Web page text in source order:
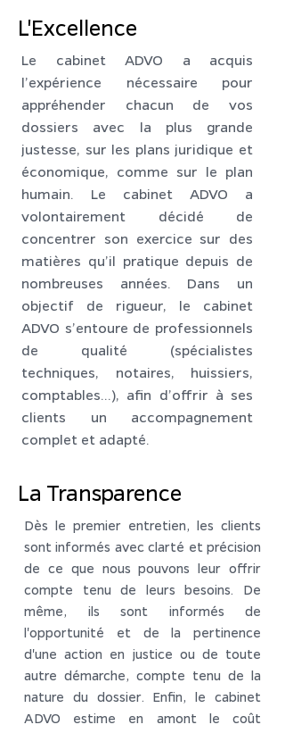
L'Excellence
Le cabinet ADVO a acquis
l’expérience nécessaire pour
appréhender chacun de vos
dossiers avec la plus grande
justesse, sur les plans juridique et
économique, comme sur le plan
humain. Le cabinet ADVO a
volontairement décidé de
concentrer son exercice sur des
matières qu’il pratique depuis de
nombreuses années. Dans un
objectif de rigueur, le cabinet
ADVO s’entoure de professionnels
de qualité (spécialistes
techniques, notaires, huissiers,
comptables…), afin d’offrir à ses
clients un accompagnement
complet et adapté.
La Transparence
Dès le premier entretien, les clients
sont informés avec clarté et précision
de ce que nous pouvons leur offrir
compte tenu de leurs besoins. De
même, ils sont informés de
l'opportunité et de la pertinence
d'une action en justice ou de toute
autre démarche, compte tenu de la
nature du dossier. Enfin, le cabinet
ADVO estime en amont le coût